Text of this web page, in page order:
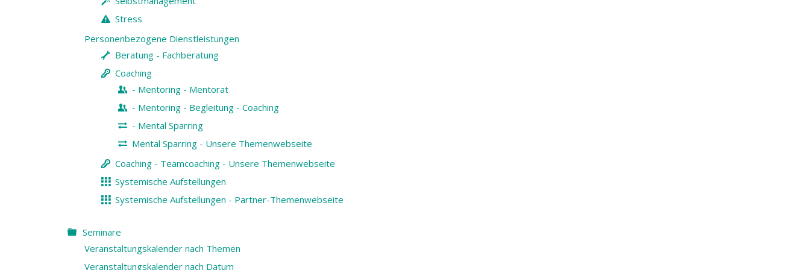
Stress
Personenbezogene Dienstleistungen
Beratung - Fachberatung
Coaching
- Mentoring - Mentorat
- Mentoring - Begleitung - Coaching
- Mental Sparring
Mental Sparring - Unsere Themenwebseite
Coaching - Teamcoaching - Unsere Themenwebseite
Systemische Aufstellungen
Systemische Aufstellungen - Partner-Themenwebseite
Seminare
Veranstaltungskalender nach Themen
Veranstaltungskalender nach Datum